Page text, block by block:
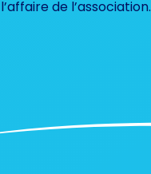
de l’association.